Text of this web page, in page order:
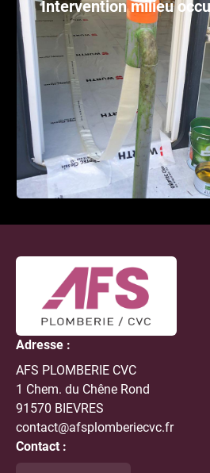
Intervention milieu
Adresse :
AFS PLOMBERIE CVC
1 Chem. du Chêne Rond
91570 BIEVRES
contact@afsplomberiecvc.fr
Contact :